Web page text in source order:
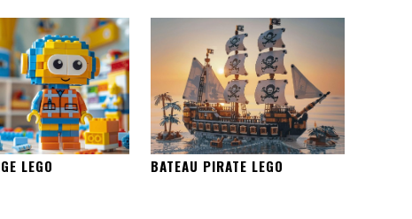
LEGO BATEAU PIRATE LEGO